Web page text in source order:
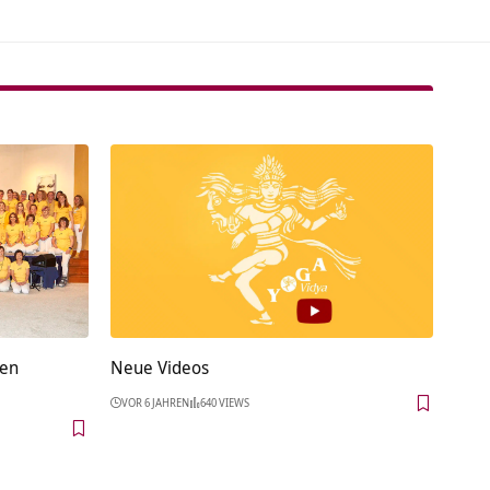
Neue Videos
VOR 6 JAHREN 640 VIEWS